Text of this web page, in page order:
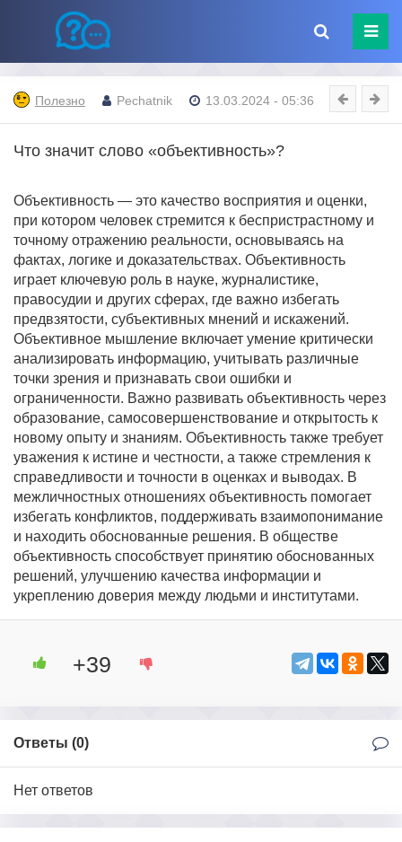
Полезно Pechatnik 13.03.2024 - 05:36
Что значит слово «объективность»?
Объективность — это качество восприятия и оценки,
при котором человек стремится к беспристрастному и
точному отражению реальности, основываясь на
фактах, логике и доказательствах. Объективность
играет ключевую роль в науке, журналистике,
правосудии и других сферах, где важно избегать
предвзятости, субъективных мнений и искажений.
Объективное мышление включает умение критически
анализировать информацию, учитывать различные
точки зрения и признавать свои ошибки и
ограниченности. Важно развивать объективность через
образование, самосовершенствование и открытость к
новому опыту и знаниям. Объективность также требует
уважения к истине и честности, а также стремления к
справедливости и точности в оценках и выводах. В
межличностных отношениях объективность помогает
избегать конфликтов, поддерживать взаимопонимание
и находить обоснованные решения. В обществе
объективность способствует принятию обоснованных
решений, улучшению качества информации и
укреплению доверия между людьми и институтами.
+39
Ответы (0)
Нет ответов